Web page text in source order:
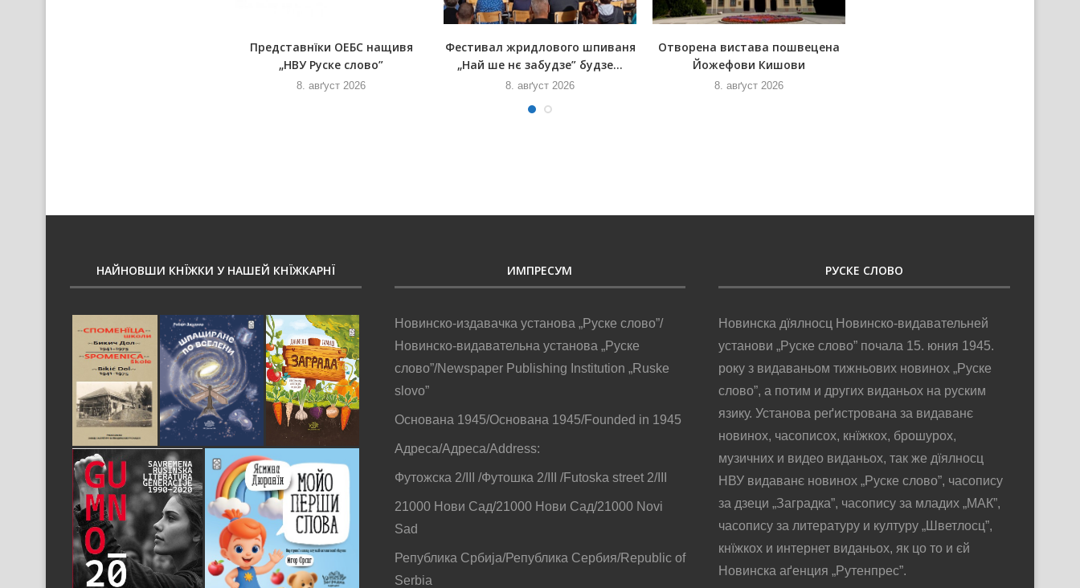
Представнїки ОЕБС нащивя
„НВУ Руске слово”
8. авґуст 2026
Фестивал жридлового шпиваня
„Най ше нє забудзе” будзе...
8. авґуст 2026
Отворена вистава пошвецена
Йожефови Кишови
8. авґуст 2026
НАЙНОВШИ КНЇЖКИ У НАШЕЙ КНЇЖКАРНЇ ИМПРЕСУМ
Новинско-издавачка установа „Руске слово”/
Новинско-видавательна установа „Руске
слово”/Newspaper Publishing Institution „Ruske
slovo”
Основана 1945/Основана 1945/Founded in 1945
Адреса/Адреса/Address:
Футожска 2/III /Футошка 2/III /Futoska street 2/III
21000 Нови Сад/21000 Нови Сад/21000 Novi
Sad
Република Србија/Република Сербия/Republic of
Serbia
РУСКЕ СЛОВО
Новинска дїялносц Новинско-видавательней
установи „Руске слово” почала 15. юния 1945.
року з видаваньом тижньових новинох „Руске
слово”, а потим и других виданьох на руским
язику. Установа реґистрована за видаванє
новинох, часописох, кнїжкох, брошурох,
музичних и видео виданьох, так же дїялносц
НВУ видаванє новинох „Руске слово”, часопису
за дзеци „Заградка”, часопису за младих „МАК”,
часопису за литературу и културу „Шветлосц”,
кнїжкох и интернет виданьох, як цо то и єй
Новинска аґенция „Рутенпрес”.